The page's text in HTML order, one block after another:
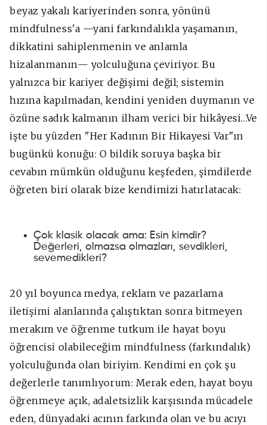
beyaz yakalı kariyerinden sonra, yönünü
mindfulness'a —yani farkındalıkla yaşamanın,
dikkatini sahiplenmenin ve anlamla
hizalanmanın— yolculuğuna çeviriyor. Bu
yalnızca bir kariyer değişimi değil; sistemin
hızına kapılmadan, kendini yeniden duymanın ve
özüne sadık kalmanın ilham verici bir hikâyesi…Ve
işte bu yüzden "Her Kadının Bir Hikayesi Var"ın
bugünkü konuğu: O bildik soruya başka bir
cevabın mümkün olduğunu keşfeden, şimdilerde
öğreten biri olarak bize kendimizi hatırlatacak:
Çok klasik olacak ama: Esin kimdir?
Değerleri, olmazsa olmazları, sevdikleri,
sevemedikleri?
20 yıl boyunca medya, reklam ve pazarlama
iletişimi alanlarında çalıştıktan sonra bitmeyen
merakım ve öğrenme tutkum ile hayat boyu
öğrencisi olabileceğim mindfulness (farkındalık)
yolculuğunda olan biriyim. Kendimi en çok şu
değerlerle tanımlıyorum: Merak eden, hayat boyu
öğrenmeye açık, adaletsizlik karşısında mücadele
eden, dünyadaki acının farkında olan ve bu acıyı